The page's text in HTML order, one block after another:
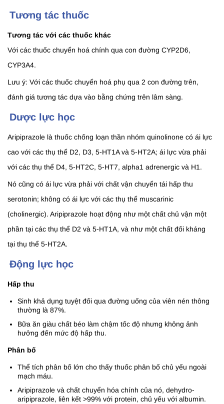
Tương tác thuốc
Tương tác với các thuốc khác
Với các thuốc chuyển hoá chính qua con đường CYP2D6,
CYP3A4.
Lưu ý: Với các thuốc chuyển hoá phụ qua 2 con đường trên,
đánh giá tương tác dựa vào bằng chứng trên lâm sàng.
Dược lực học
Aripiprazole là thuốc chống loạn thần nhóm quinolinone có ái lực
cao với các thụ thể D2, D3, 5-HT1A và 5-HT2A; ái lực vừa phải
với các thụ thể D4, 5-HT2C, 5-HT7, alpha1 adrenergic và H1.
Nó cũng có ái lực vừa phải với chất vận chuyển tái hấp thu
serotonin; không có ái lực với các thụ thể muscarinic
(cholinergic). Aripiprazole hoạt động như một chất chủ vận một
phần tại các thụ thể D2 và 5-HT1A, và như một chất đối kháng
tại thụ thể 5-HT2A.
Động lực học
Hấp thu
Sinh khả dụng tuyệt đối qua đường uống của viên nén thông
thường là 87%.
Bữa ăn giàu chất béo làm chậm tốc độ nhưng không ảnh
hưởng đến mức độ hấp thu.
Phân bố
Thể tích phân bố lớn cho thấy thuốc phân bố chủ yếu ngoài
mạch máu.
Aripiprazole và chất chuyển hóa chính của nó, dehydro-
aripiprazole, liên kết >99% với protein, chủ yếu với albumin.